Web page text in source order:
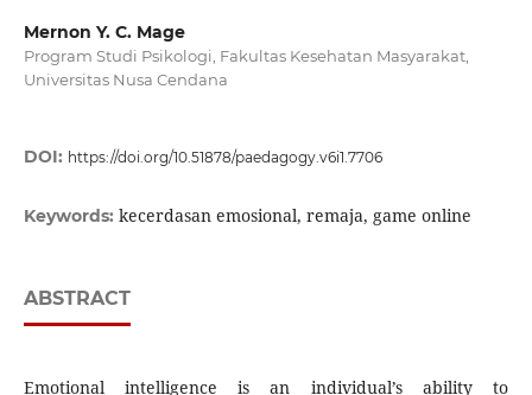
Mernon Y. C. Mage
Program Studi Psikologi, Fakultas Kesehatan Masyarakat,
Universitas Nusa Cendana
DOI: https://doi.org/10.51878/paedagogy.v6i1.7706
Keywords: kecerdasan emosional, remaja, game online
ABSTRACT
Emotional intelligence is an individual’s ability to